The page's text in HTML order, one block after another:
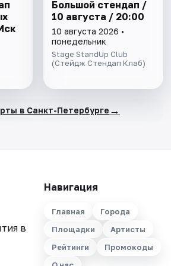
Большой стендап /
10 августа / 20:00
10 августа 2026 •
понедельник
Stage StandUp Club
(Стейдж Стендап Клаб)
в Санкт-Петербурге →
в
Навигация
Главная
Города
Площадки
Артисты
Рейтинги
Промокоды